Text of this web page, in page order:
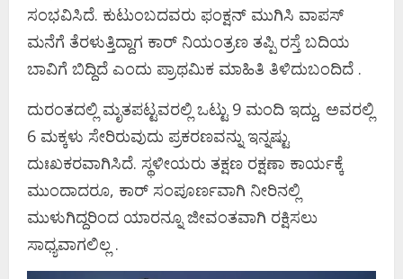
ಸಂಭವಿಸಿದೆ. ಕುಟುಂಬದವರು ಫಂಕ್ಷನ್‌ ಮುಗಿಸಿ ವಾಪಸ್‌
ಮನೆಗೆ ತೆರಳುತ್ತಿದ್ದಾಗ ಕಾರ್‌ ನಿಯಂತ್ರಣ ತಪ್ಪಿ ರಸ್ತೆ ಬದಿಯ
ಬಾವಿಗೆ ಬಿದ್ದಿದೆ ಎಂದು ಪ್ರಾಥಮಿಕ ಮಾಹಿತಿ ತಿಳಿದುಬಂದಿದೆ .
ದುರಂತದಲ್ಲಿ ಮೃತಪಟ್ಟವರಲ್ಲಿ ಒಟ್ಟು 9 ಮಂದಿ ಇದ್ದು, ಅವರಲ್ಲಿ
6 ಮಕ್ಕಳು ಸೇರಿರುವುದು ಪ್ರಕರಣವನ್ನು ಇನ್ನಷ್ಟು
ದುಃಖಕರವಾಗಿಸಿದೆ. ಸ್ಥಳೀಯರು ತಕ್ಷಣ ರಕ್ಷಣಾ ಕಾರ್ಯಕ್ಕೆ
ಮುಂದಾದರೂ, ಕಾರ್‌ ಸಂಪೂರ್ಣವಾಗಿ ನೀರಿನಲ್ಲಿ
ಮುಳುಗಿದ್ದರಿಂದ ಯಾರನ್ನೂ ಜೀವಂತವಾಗಿ ರಕ್ಷಿಸಲು
ಸಾಧ್ಯವಾಗಲಿಲ್ಲ .